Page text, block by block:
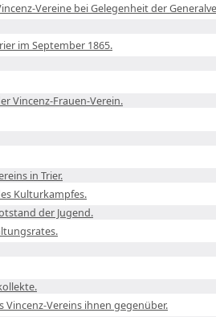
Vereine bei Gelegenheit der
im September 1865.
Vincenz-Frauen-Verein.
in Trier.
Kulturkampfes.
der Jugend.
Vincenz-Vereins ihnen gegenüber.